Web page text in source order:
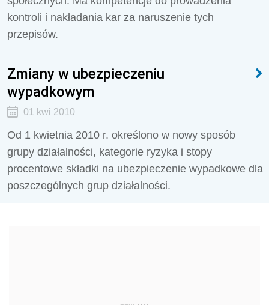
kontroli i nakładania kar za naruszenie tych
przepisów.
Zmiany w ubezpieczeniu
wypadkowym
01 kwi 2010
Od 1 kwietnia 2010 r. określono w nowy sposób
grupy działalności, kategorie ryzyka i stopy
procentowe składki na ubezpieczenie wypadkowe dla
poszczególnych grup działalności.